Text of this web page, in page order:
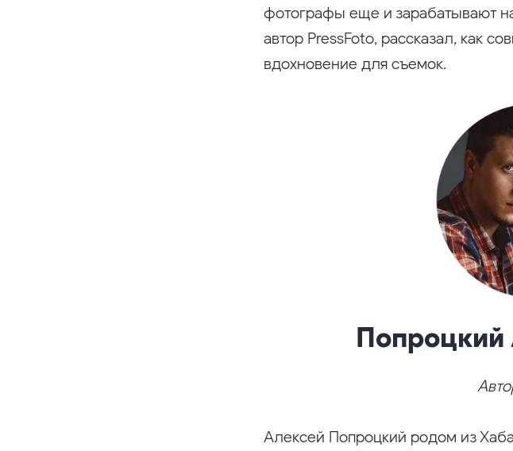
фотографы еще и зарабатывают
автор PressFoto, рассказал, как
вдохновение для съемок.
Алексей Попроцкий родом из